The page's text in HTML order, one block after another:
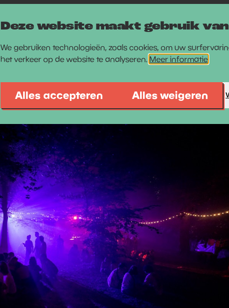
Deze website maakt gebruik
We gebruiken technologieën, zoals cookies, om uw
het verkeer op de website te analyseren. Meer informatie
Alles accepteren Alles weigeren